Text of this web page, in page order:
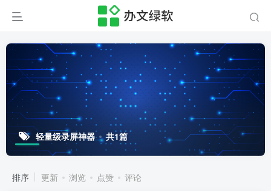
轻量级录屏神器 共1篇
排序 更新 浏览 点赞 评论